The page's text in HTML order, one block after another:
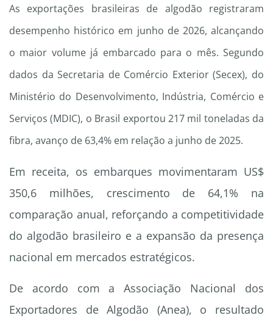
As exportações brasileiras de algodão registraram
desempenho histórico em junho de 2026, alcançando
o maior volume já embarcado para o mês. Segundo
dados da Secretaria de Comércio Exterior (Secex), do
Ministério do Desenvolvimento, Indústria, Comércio e
Serviços (MDIC), o Brasil exportou 217 mil toneladas da
fibra, avanço de 63,4% em relação a junho de 2025.
Em receita, os embarques movimentaram US$
350,6 milhões, crescimento de 64,1% na
comparação anual, reforçando a competitividade
do algodão brasileiro e a expansão da presença
nacional em mercados estratégicos.
De acordo com a Associação Nacional dos
Exportadores de Algodão (Anea), o resultado